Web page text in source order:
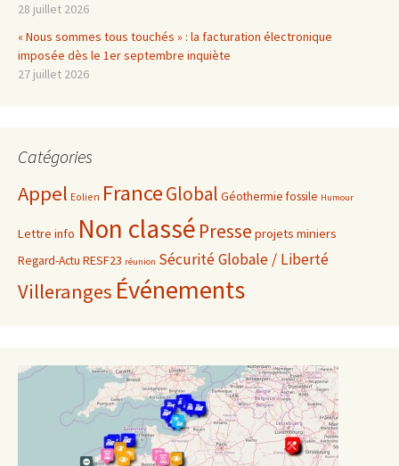
28 juillet 2026
« Nous sommes tous touchés » : la facturation électronique
imposée dès le 1er septembre inquiète
27 juillet 2026
Catégories
Appel Eolien FranceGlobal Géothermie fossile Humour
Lettre info Non classé Presse projets miniers
Regard-Actu RESF23 réunion Sécurité Globale / Liberté
Villeranges Événements